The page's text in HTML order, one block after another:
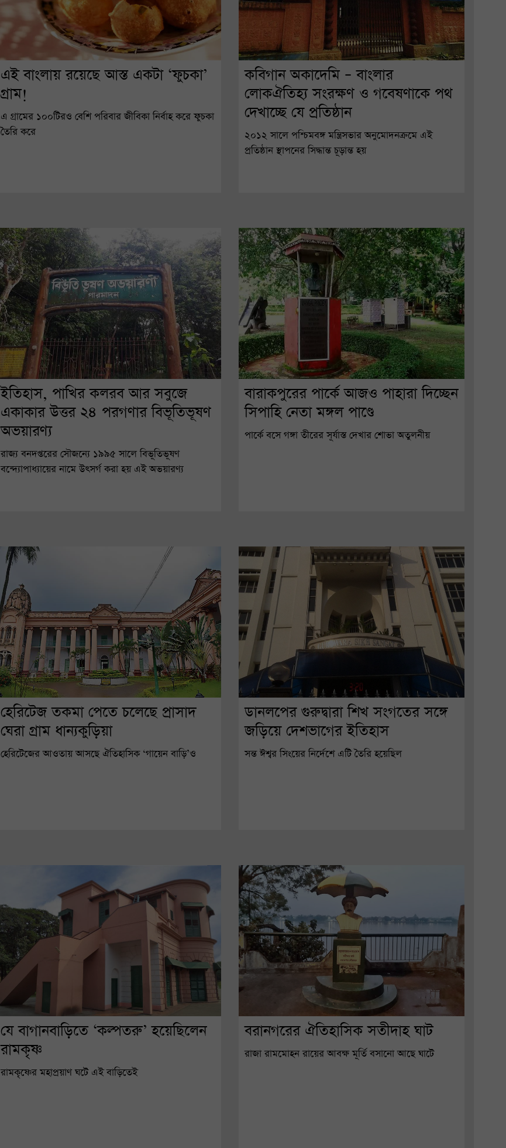
এই বাংলায় রয়েছে আস্ত একটা ‘ফুচকা’
গ্রাম!
এ গ্রামের ১০০টিরও বেশি পরিবার জীবিকা নির্বাহ করে ফুচকা
তৈরি করে
কবিগান অকাদেমি – বাংলার
লোকঐতিহ্য সংরক্ষণ ও গবেষণাকে পথ
দেখাচ্ছে যে প্রতিষ্ঠান
২০১২ সালে পশ্চিমবঙ্গ মন্ত্রিসভার অনুমোদনক্রমে এই
প্রতিষ্ঠান স্থাপনের সিদ্ধান্ত চূড়ান্ত হয়
ইতিহাস, পাখির কলরব আর সবুজে
একাকার উত্তর ২৪ পরগণার বিভূতিভূষণ
অভয়ারণ্য
রাজ্য বনদপ্তরের সৌজন্যে ১৯৯৫ সালে বিভূতিভূষণ
বন্দ্যোপাধ্যায়ের নামে উৎসর্গ করা হয় এই অভয়ারণ্য
বারাকপুরের পার্কে আজও পাহারা দিচ্ছেন
সিপাহি নেতা মঙ্গল পাণ্ডে
পার্কে বসে গঙ্গা তীরের সূর্যাস্ত দেখার শোভা অতুলনীয়
হেরিটেজ তকমা পেতে চলেছে প্রাসাদ
ঘেরা গ্রাম ধান্যকুড়িয়া
হেরিটেজের আওতায় আসছে ঐতিহাসিক ‘গায়েন বাড়ি’ও
ডানলপের গুরুদ্বারা শিখ সংগতের সঙ্গে
জড়িয়ে দেশভাগের ইতিহাস
সন্ত ঈশ্বর সিংয়ের নির্দেশে এটি তৈরি হয়েছিল
যে বাগানবাড়িতে ‘কল্পতরু’ হয়েছিলেন
রামকৃষ্ণ
রামকৃষ্ণের মহাপ্রয়াণ ঘটে এই বাড়িতেই
বরানগরের ঐতিহাসিক সতীদাহ ঘাট
রাজা রামমোহন রায়ের আবক্ষ মূর্তি বসানো আছে ঘাটে